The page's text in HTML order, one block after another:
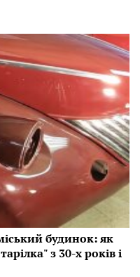
будинок: як
з 30-х років і